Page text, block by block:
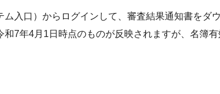
ム入口）からログインして、審査結果通知書をダ
7年4⽉1⽇時点のものが反映されますが、名簿